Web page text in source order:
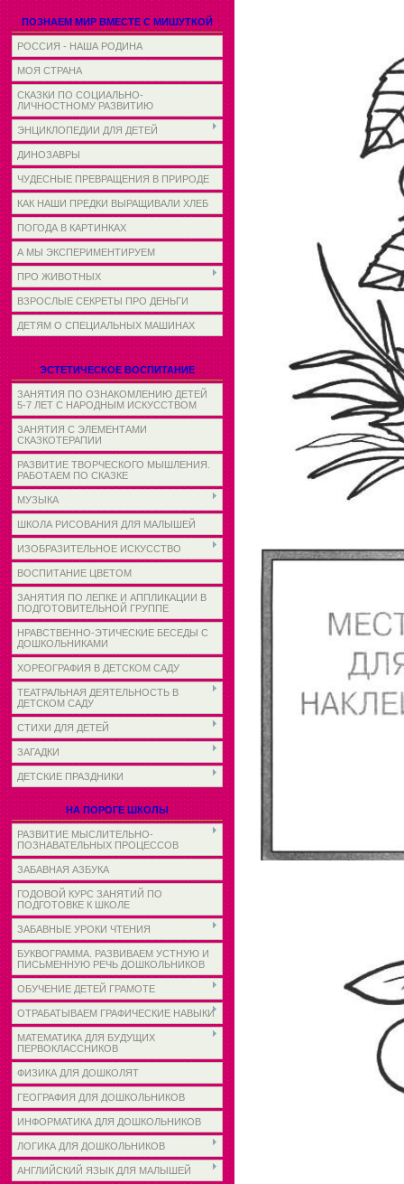
ПОЗНАЕМ МИР ВМЕСТЕ С МИШУТКОЙ
РОССИЯ - НАША РОДИНА
МОЯ СТРАНА
СКАЗКИ ПО СОЦИАЛЬНО-
ЛИЧНОСТНОМУ РАЗВИТИЮ
ЭНЦИКЛОПЕДИИ ДЛЯ ДЕТЕЙ
ДИНОЗАВРЫ
ЧУДЕСНЫЕ ПРЕВРАЩЕНИЯ В ПРИРОДЕ
КАК НАШИ ПРЕДКИ ВЫРАЩИВАЛИ ХЛЕБ
ПОГОДА В КАРТИНКАХ
А МЫ ЭКСПЕРИМЕНТИРУЕМ
ПРО ЖИВОТНЫХ
ВЗРОСЛЫЕ СЕКРЕТЫ ПРО ДЕНЬГИ
ДЕТЯМ О СПЕЦИАЛЬНЫХ МАШИНАХ
ЭСТЕТИЧЕСКОЕ ВОСПИТАНИЕ
ЗАНЯТИЯ ПО ОЗНАКОМЛЕНИЮ ДЕТЕЙ
5-7 ЛЕТ С НАРОДНЫМ ИСКУССТВОМ
ЗАНЯТИЯ С ЭЛЕМЕНТАМИ
СКАЗКОТЕРАПИИ
РАЗВИТИЕ ТВОРЧЕСКОГО МЫШЛЕНИЯ.
РАБОТАЕМ ПО СКАЗКЕ
МУЗЫКА
ШКОЛА РИСОВАНИЯ ДЛЯ МАЛЫШЕЙ
ИЗОБРАЗИТЕЛЬНОЕ ИСКУССТВО
ВОСПИТАНИЕ ЦВЕТОМ
ЗАНЯТИЯ ПО ЛЕПКЕ И АППЛИКАЦИИ В
ПОДГОТОВИТЕЛЬНОЙ ГРУППЕ
НРАВСТВЕННО-ЭТИЧЕСКИЕ БЕСЕДЫ С
ДОШКОЛЬНИКАМИ
ХОРЕОГРАФИЯ В ДЕТСКОМ САДУ
ТЕАТРАЛЬНАЯ ДЕЯТЕЛЬНОСТЬ В
ДЕТСКОМ САДУ
СТИХИ ДЛЯ ДЕТЕЙ
ЗАГАДКИ
ДЕТСКИЕ ПРАЗДНИКИ
НА ПОРОГЕ ШКОЛЫ
РАЗВИТИЕ МЫСЛИТЕЛЬНО-
ПОЗНАВАТЕЛЬНЫХ ПРОЦЕССОВ
ЗАБАВНАЯ АЗБУКА
ГОДОВОЙ КУРС ЗАНЯТИЙ ПО
ПОДГОТОВКЕ К ШКОЛЕ
ЗАБАВНЫЕ УРОКИ ЧТЕНИЯ
БУКВОГРАММА. РАЗВИВАЕМ УСТНУЮ И
ПИСЬМЕННУЮ РЕЧЬ ДОШКОЛЬНИКОВ
ОБУЧЕНИЕ ДЕТЕЙ ГРАМОТЕ
ОТРАБАТЫВАЕМ ГРАФИЧЕСКИЕ НАВЫКИ
МАТЕМАТИКА ДЛЯ БУДУЩИХ
ПЕРВОКЛАССНИКОВ
ФИЗИКА ДЛЯ ДОШКОЛЯТ
ГЕОГРАФИЯ ДЛЯ ДОШКОЛЬНИКОВ
ИНФОРМАТИКА ДЛЯ ДОШКОЛЬНИКОВ
ЛОГИКА ДЛЯ ДОШКОЛЬНИКОВ
АНГЛИЙСКИЙ ЯЗЫК ДЛЯ МАЛЫШЕЙ